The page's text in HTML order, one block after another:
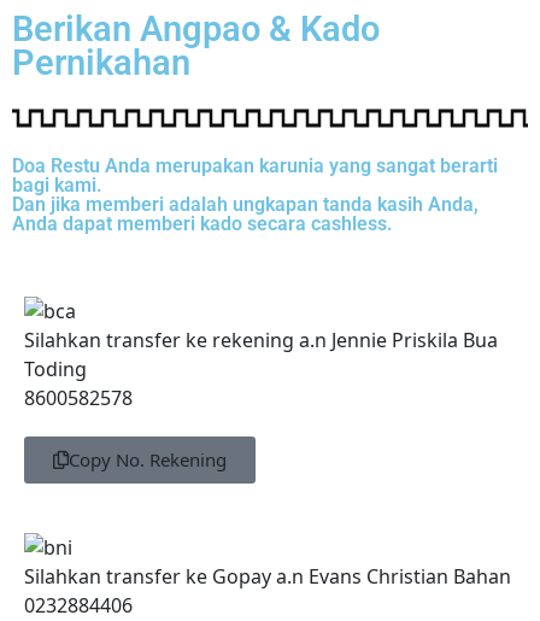
Berikan Angpao & Kado
Pernikahan
Doa Restu Anda merupakan karunia yang sangat berarti
bagi kami.
Dan jika memberi adalah ungkapan tanda kasih Anda,
Anda dapat memberi kado secara cashless.
Silahkan transfer ke rekening a.n Jennie Priskila Bua
Toding
8600582578
Copy No. Rekening
Silahkan transfer ke Gopay a.n Evans Christian Bahan
0232884406